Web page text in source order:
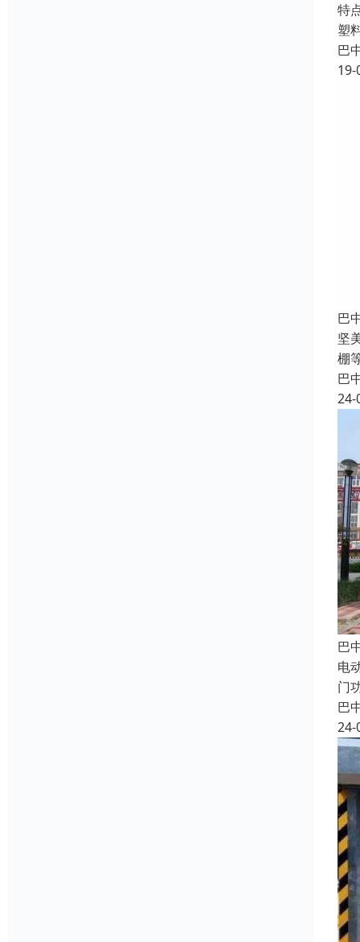
特
塑
巴
19-
巴
坚
棚
巴
24-
巴
电
门
巴
24-